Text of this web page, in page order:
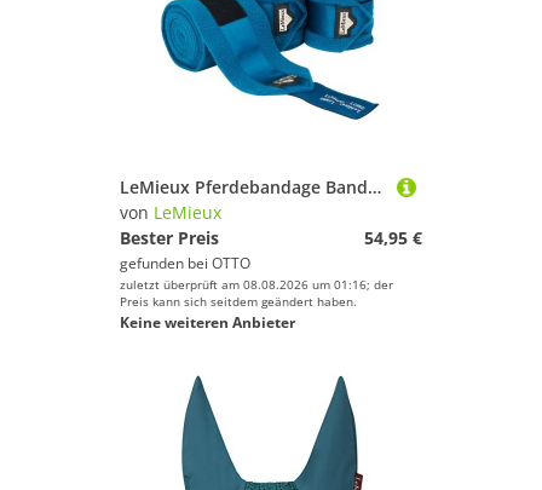
LeMieux Pferdebandage Bandagen Loire Satin Polo
von LeMieux
Bester Preis
54,95 €
gefunden bei OTTO
zuletzt überprüft am 08.08.2026 um 01:16; der
Preis kann sich seitdem geändert haben.
Keine weiteren Anbieter